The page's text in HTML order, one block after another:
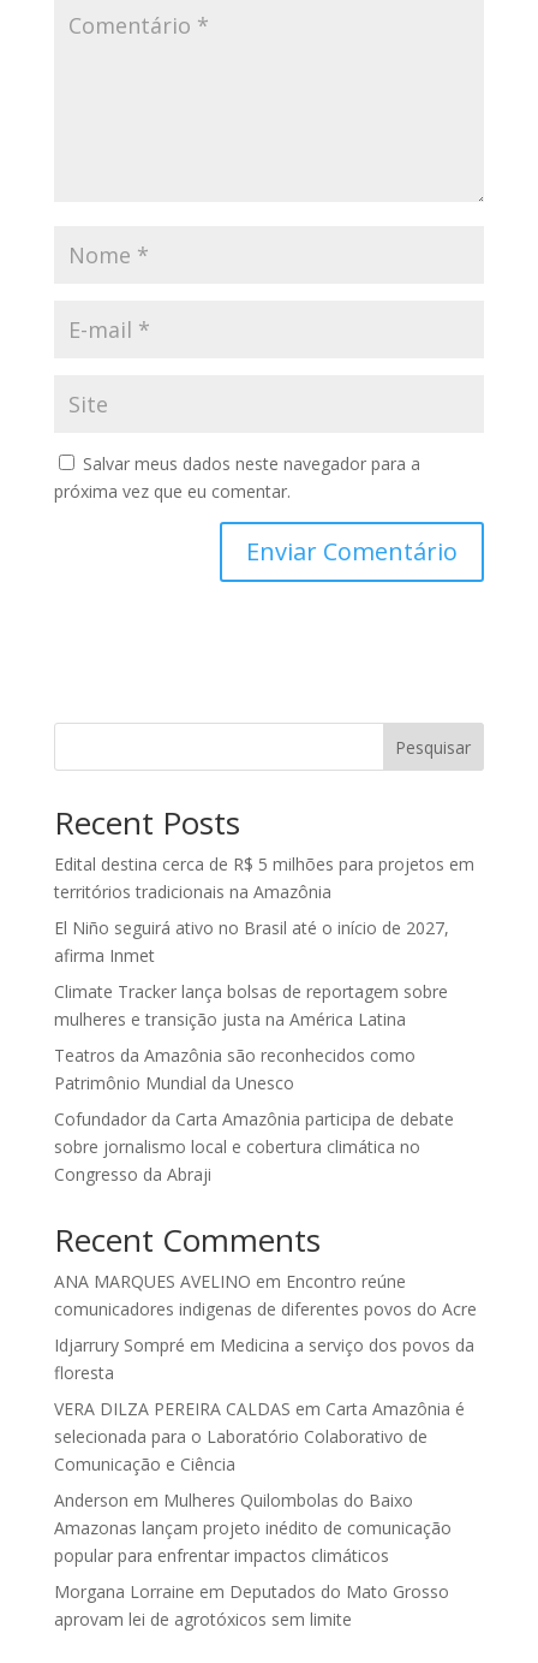
Salvar meus dados neste navegador para a
próxima vez que eu comentar.
Pesquisar
Recent Posts
Edital destina cerca de R$ 5 milhões para projetos em
territórios tradicionais na Amazônia
El Niño seguirá ativo no Brasil até o início de 2027,
afirma Inmet
Climate Tracker lança bolsas de reportagem sobre
mulheres e transição justa na América Latina
Teatros da Amazônia são reconhecidos como
Patrimônio Mundial da Unesco
Cofundador da Carta Amazônia participa de debate
sobre jornalismo local e cobertura climática no
Congresso da Abraji
Recent Comments
ANA MARQUES AVELINO em Encontro reúne
comunicadores indigenas de diferentes povos do Acre
Idjarrury Sompré em Medicina a serviço dos povos da
floresta
VERA DILZA PEREIRA CALDAS em Carta Amazônia é
selecionada para o Laboratório Colaborativo de
Comunicação e Ciência
Anderson em Mulheres Quilombolas do Baixo
Amazonas lançam projeto inédito de comunicação
popular para enfrentar impactos climáticos
Morgana Lorraine em Deputados do Mato Grosso
aprovam lei de agrotóxicos sem limite